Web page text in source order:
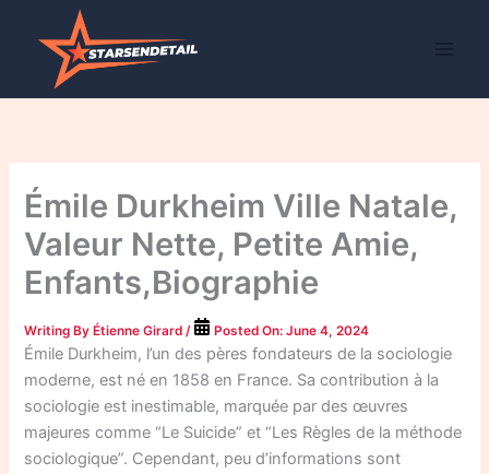
Émile Durkheim Ville Natale,
Valeur Nette, Petite Amie,
Enfants,Biographie
Writing ByÉtienne Girard / Posted On:June 4, 2024
Émile Durkheim, l’un des pères fondateurs de la sociologie
moderne, est né en 1858 en France. Sa contribution à la
sociologie est inestimable, marquée par des œuvres
majeures comme “Le Suicide” et “Les Règles de la méthode
sociologique”. Cependant, peu d’informations sont